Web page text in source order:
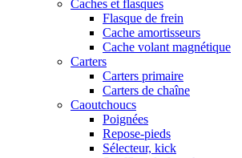
Caches et flasques
Flasque de frein
Cache amortisseurs
Cache volant magnétique
Carters
Carters primaire
Carters de chaîne
Caoutchoucs
Poignées
Repose-pieds
Sélecteur, kick